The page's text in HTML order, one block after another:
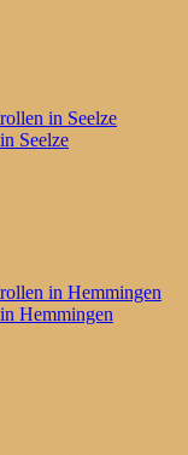
in Seelze
Seelze
in Hemmingen
Hemmingen